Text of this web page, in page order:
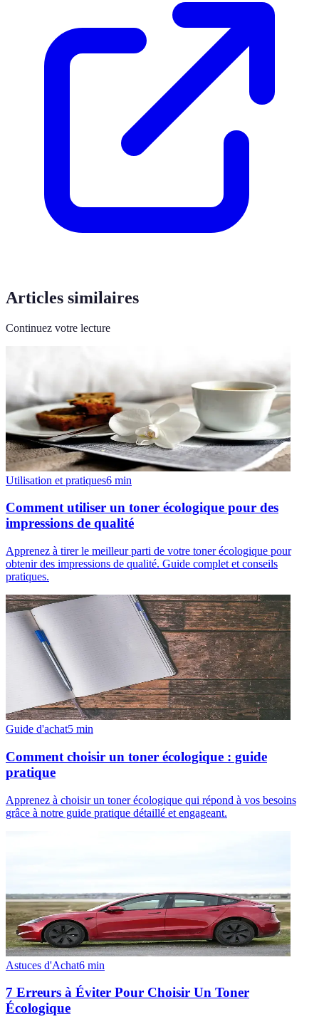
Articles similaires
Continuez votre lecture
Utilisation et pratiques6 min
Comment utiliser un toner écologique pour des
impressions de qualité
Apprenez à tirer le meilleur parti de votre toner écologique pour
obtenir des impressions de qualité. Guide complet et conseils
pratiques.
Guide d'achat5 min
Comment choisir un toner écologique : guide
pratique
Apprenez à choisir un toner écologique qui répond à vos besoins
grâce à notre guide pratique détaillé et engageant.
Astuces d'Achat6 min
7 Erreurs à Éviter Pour Choisir Un Toner
Écologique